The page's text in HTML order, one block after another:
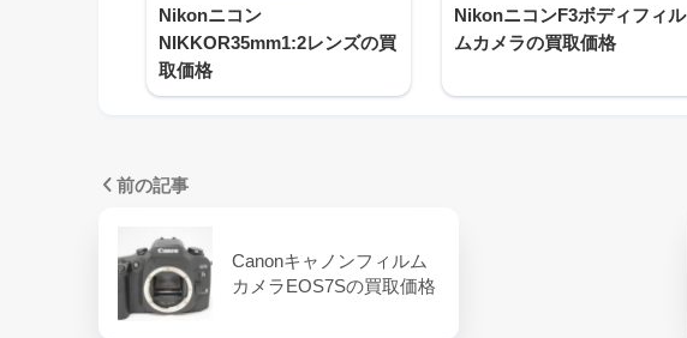
Nikonニコン
NIKKOR35mm1:2レンズの買
取価格
NikonニコンF3ボディフィル
ムカメラの買取価格
前の記事
Canonキャノンフィルム
カメラEOS7Sの買取価格